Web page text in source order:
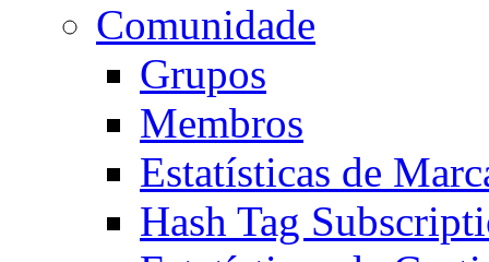
Comunidade
Grupos
Membros
Estatísticas de
Hash Tag